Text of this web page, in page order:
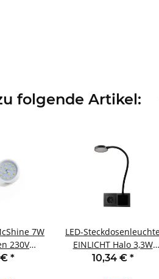
folgende Artikel:
7W
230V
*
LED-
EINLICHT Halo 3,3W
438lm step-dimmbar
10,34 € *